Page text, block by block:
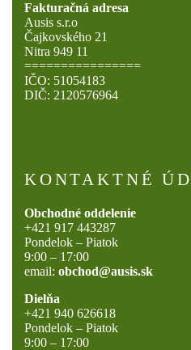
Fakturačná adresa
Ausis s.r.o
Čajkovského 21
Nitra 949 11
================
IČO: 51054183
DIČ: 2120576964
KONTAKTNÉ
Obchodné oddelenie
+421 917 443287
Pondelok – Piatok
9:00 – 17:00
email: obchod@ausis.sk
Dielňa
+421 940 626618
Pondelok – Piatok
9:00 – 17:00